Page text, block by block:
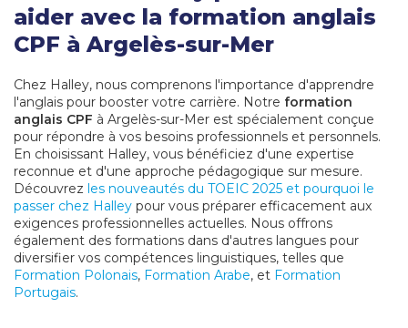
aider avec la formation anglais
CPF à Argelès-sur-Mer
Chez Halley, nous comprenons l'importance d'apprendre
l'anglais pour booster votre carrière. Notre formation
anglais CPF à Argelès-sur-Mer est spécialement conçue
pour répondre à vos besoins professionnels et personnels.
En choisissant Halley, vous bénéficiez d'une expertise
reconnue et d'une approche pédagogique sur mesure.
Découvrez les nouveautés du TOEIC 2025 et pourquoi le
passer chez Halley pour vous préparer efficacement aux
exigences professionnelles actuelles. Nous offrons
également des formations dans d'autres langues pour
diversifier vos compétences linguistiques, telles que
Formation Polonais, Formation Arabe, et Formation
Portugais.